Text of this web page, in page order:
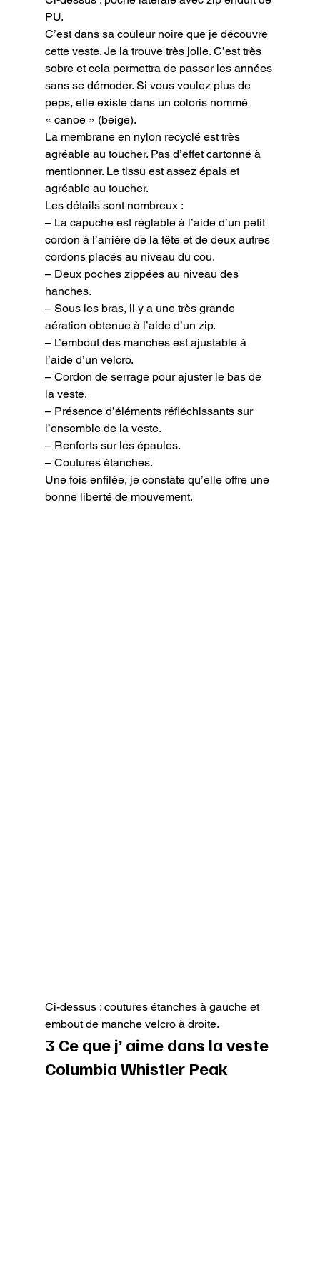
PU.
C’est dans sa couleur noire que je découvre
cette veste. Je la trouve très jolie. C’est très
sobre et cela permettra de passer les années
sans se démoder. Si vous voulez plus de
peps, elle existe dans un coloris nommé
« canoe » (beige).
La membrane en nylon recyclé est très
agréable au toucher. Pas d’effet cartonné à
mentionner. Le tissu est assez épais et
agréable au toucher.
Les détails sont nombreux :
– La capuche est réglable à l’aide d’un petit
cordon à l’arrière de la tête et de deux autres
cordons placés au niveau du cou.
– Deux poches zippées au niveau des
hanches.
– Sous les bras, il y a une très grande
aération obtenue à l’aide d’un zip.
– L’embout des manches est ajustable à
l’aide d’un velcro.
– Cordon de serrage pour ajuster le bas de
la veste.
– Présence d’éléments réfléchissants sur
l’ensemble de la veste.
– Renforts sur les épaules.
– Coutures étanches.
Une fois enfilée, je constate qu’elle offre une
bonne liberté de mouvement.
Ci-dessus : coutures étanches à gauche et
embout de manche velcro à droite.
3 Ce que j’ aime dans la veste
Columbia Whistler Peak